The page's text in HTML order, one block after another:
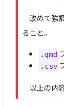
t
改めて強
ること。
.qmd
.csv
以上の内